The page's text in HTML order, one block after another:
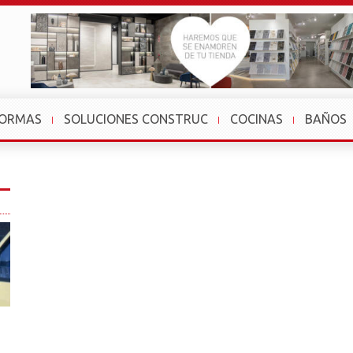
SOLUCIONES CONSTRUC COCINAS BAÑOS